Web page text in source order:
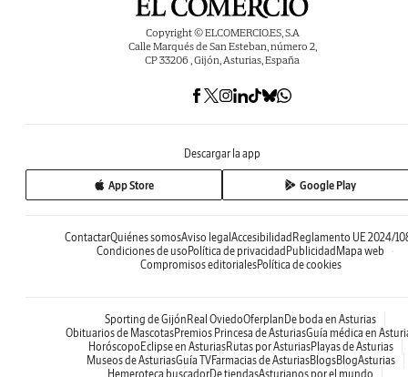
Copyright © ELCOMERCIO.ES, S.A
Calle Marqués de San Esteban, número 2,
CP 33206 , Gijón, Asturias, España
Descargar la app
App Store Google Play
ContactarQuiénes somosAviso legal Accesibilidad Reglamento UE 2024/
Condiciones de uso Política de privacidad Publicidad Mapa web
Compromisos editorialesPolítica de cookies
Sporting de Gijón Real OviedoOferplan De boda en Asturias
Obituarios de MascotasPremios Princesa de AsturiasGuía médica en
Horóscopo Eclipse en AsturiasRutas por AsturiasPlayas de Asturias
Museos de AsturiasGuía TVFarmacias de AsturiasBlogsBlogAsturias
Hemeroteca buscadorDe tiendasAsturianos por el mundo